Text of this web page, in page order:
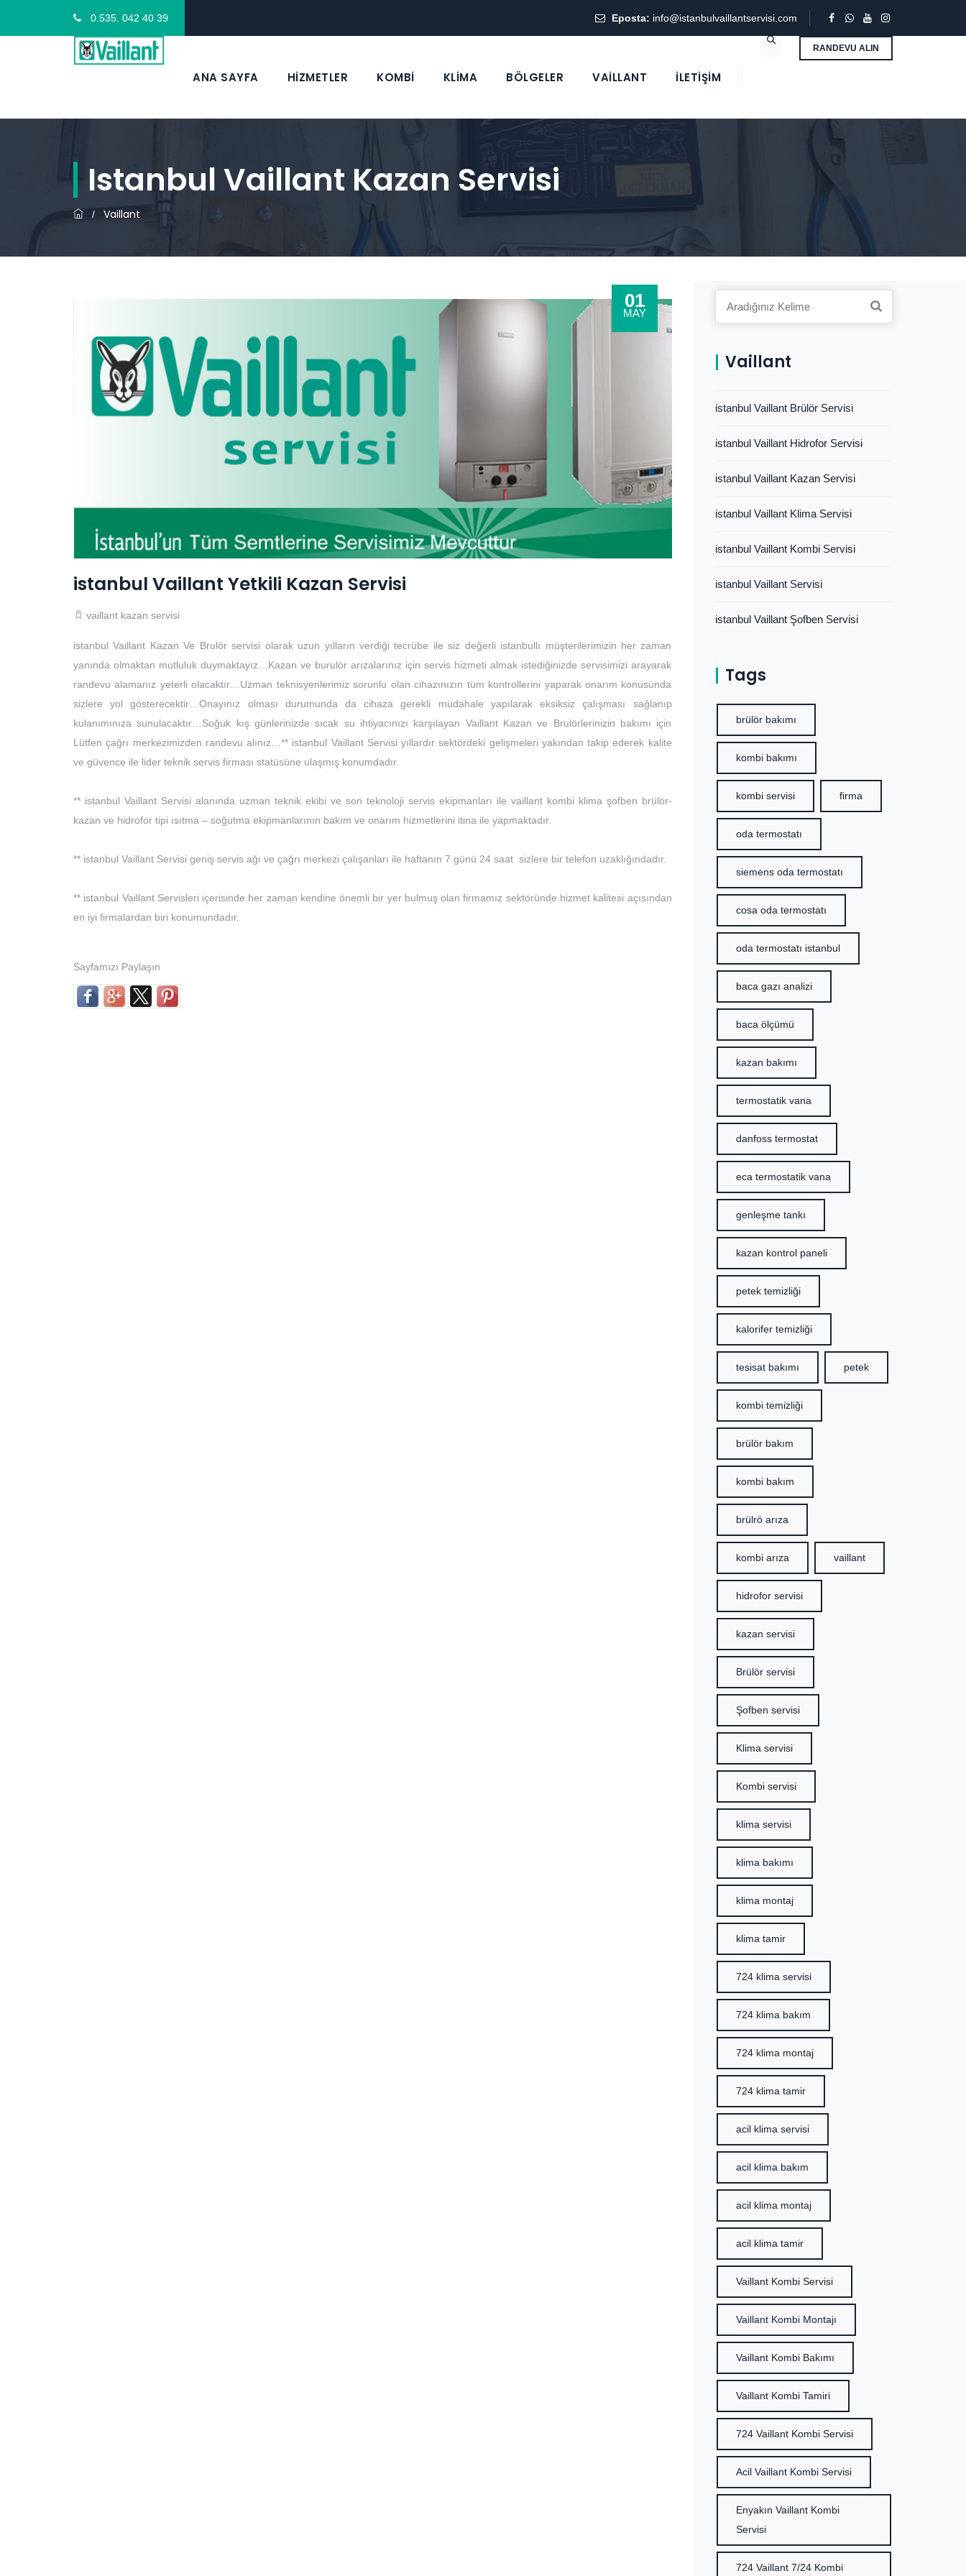
0.535. 042 40 39 Eposta: info@istanbulvaillantservisi.com
RANDEVU ALIN
ANA SAYFA HİZMETLER KOMBİ KLİMA BÖLGELER VAİLLANT İLETIŞIM
Istanbul Vaillant Kazan Servisi
/ Vaillant
01
MAY
istanbul Vaillant Yetkili Kazan Servisi
vaillant kazan servisi
istanbul Vaillant Kazan Ve Brulör servisi olarak uzun yılların verdiği tecrübe ile siz değerli istanbullı müşterilerimizin her zaman
yanında olmaktan mutluluk duymaktayız…Kazan ve burulör arızalarınız için servis hizmeti almak istediğinizde servisimizi arayarak
randevu alamanız yeterli olacaktır…Uzman teknisyenlerimiz sorunlu olan cihazınızın tüm kontrollerini yaparak onarım konusunda
sizlere yol gösterecektir…Onayınız olması durumunda da cihaza gerekli müdahale yapılarak eksiksiz çalışması sağlanıp
kulanımınıza sunulacaktır…Soğuk kış günlerinizde sıcak su ihtiyacınızı karşılayan Vaillant Kazan ve Brulörlerinizin bakımı için
Lütfen çağrı merkezimizden randevu alınız…** istanbul Vaillant Servisi yıllardır sektördeki gelişmeleri yakından takip ederek kalite
ve güvence ile lider teknik servis firması statüsüne ulaşmış konumdadır.
** istanbul Vaillant Servisi alanında uzman teknik ekibi ve son teknoloji servis ekipmanları ile vaillant kombi klima şofben brülör-
kazan ve hidrofor tipi ısıtma – soğutma ekipmanlarının bakım ve onarım hizmetlerini itina ile yapmaktadır.
** istanbul Vaillant Servisi geniş servis ağı ve çağrı merkezi çalışanları ile haftanın 7 günü 24 saat sizlere bir telefon uzaklığındadır.
** istanbul Vaillant Servisleri içerisinde her zaman kendine önemli bir yer bulmuş olan firmamız sektöründe hizmet kalitesi açısından
en iyi firmalardan biri konumundadır.
Sayfamızı Paylaşın
Vaillant
istanbul Vaillant Brülör Servisi
istanbul Vaillant Hidrofor Servisi
istanbul Vaillant Kazan Servisi
istanbul Vaillant Klima Servisi
istanbul Vaillant Kombi Servisi
istanbul Vaillant Servisi
istanbul Vaillant Şofben Servisi
Tags
brülör bakımı
kombi bakımı
kombi servisi firma
oda termostatı
siemens oda termostatı
cosa oda termostatı
oda termostatı istanbul
baca gazı analizi
baca ölçümü
kazan bakımı
termostatik vana
danfoss termostat
eca termostatik vana
genleşme tankı
kazan kontrol paneli
petek temizliği
kalorifer temizliği
tesisat bakımı petek
kombi temizliği
brülör bakım
kombi bakım
brülrö arıza
kombi arıza vaillant
hidrofor servisi
kazan servisi
Brülör servisi
Şofben servisi
Klima servisi
Kombi servisi
klima servisi
klima bakımı
klima montaj
klima tamir
724 klima servisi
724 klima bakım
724 klima montaj
724 klima tamir
acil klima servisi
acil klima bakım
acil klima montaj
acil klima tamir
Vaillant Kombi Servisi
Vaillant Kombi Montajı
Vaillant Kombi Bakımı
Vaillant Kombi Tamiri
724 Vaillant Kombi Servisi
Acil Vaillant Kombi Servisi
Enyakın Vaillant Kombi
Servisi
724 Vaillant 7/24 Kombi